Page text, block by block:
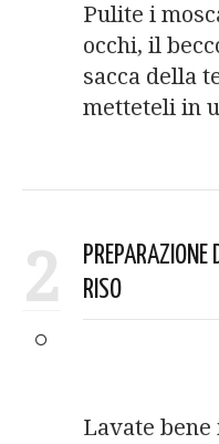
Pulite i
occhi, il
sacca della
metteteli in
2
PREPARAZIONE
RISO
Lavate